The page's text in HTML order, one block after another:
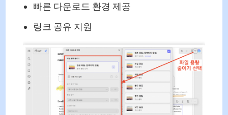
빠른 다운로드 환경 제공
링크 공유 지원